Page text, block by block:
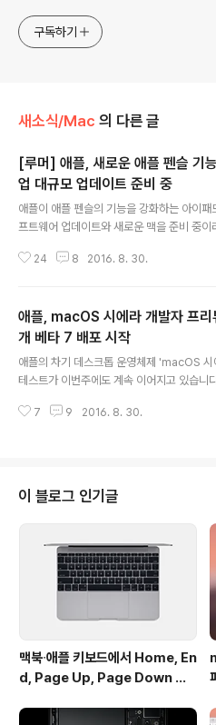
구독하기
새소식/Mac 의 다른 글
[루머] 애플, 새로운 애플 펜슬 기
업 대규모 업데이트 준비 중
애플이 애플 펜슬의 기능을 강화하는 아이패
프트웨어 업데이트와 새로운 맥을 준비 중이
드 프로의 새로운 iOS 업데이트는 애플 펜슬
할 수 있도록 기능이 추가된다고 합니다. 이
0의 마이너 업데이트(10.x) 형식으로 2017
되거나, 9월에 배포될 iOS 11의 새로운 기능
포될 것이라고 합니다. 더 빠른 반응 속도의
니다. 다음은 맥 관련 소식입니다. 애플은 새
24 8 2016. 8. 30.
애플, macOS 시에라 개발자 프
개 베타 7 배포 시작
애플의 차기 데스크톱 운영체제 'macOS 시
테스트가 이번주에도 계속 이어지고 있습니
배포하기 시작했습니다. 정확히 일주일 만에
토어를 통해 업데이트를 진행할 수 있습니다.
데이트를 거치면서 치명적인 버그는 대부분
식 버전에 버금갈 정도로 완성도가 좋아졌
표시되던 일부 메뉴와 기능의 명칭이 이번 베
한글로 표시되며, 시리와 애플페이, 자동 잠
라에 새롭게 추가된 기능들도..
7 9 2016. 8. 30.
이 블로그 인기글
맥북∙애플 키보드에서 Home, En
d, Page Up, Page Down 키